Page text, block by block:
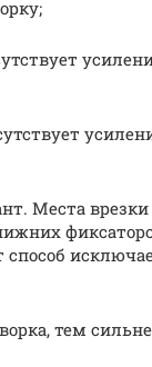
Места врезки
тем